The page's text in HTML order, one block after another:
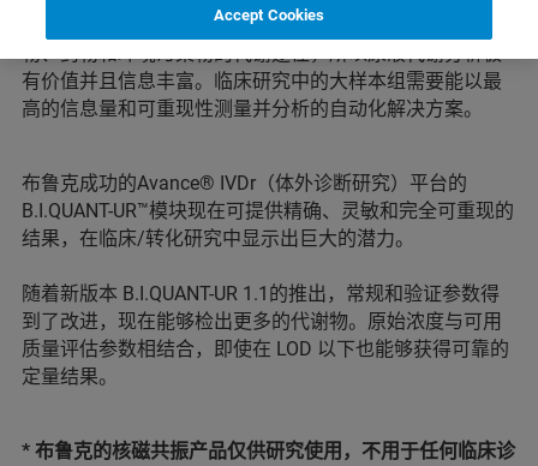
尽管尿液分析十分复杂，但由于可以确定尿液中多种营养
物、药物和环境污染物的代谢途径，所以尿液代谢分析极
有价值并且信息丰富。临床研究中的大样本组需要能以最
高的信息量和可重现性测量并分析的自动化解决方案。
布鲁克成功的Avance® IVDr（体外诊断研究）平台的
B.I.QUANT-UR™模块现在可提供精确、灵敏和完全可重现的
结果，在临床/转化研究中显示出巨大的潜力。
随着新版本 B.I.QUANT-UR 1.1的推出，常规和验证参数得
到了改进，现在能够检出更多的代谢物。原始浓度与可用
质量评估参数相结合，即使在 LOD 以下也能够获得可靠的
定量结果。
* 布鲁克的核磁共振产品仅供研究使用，不用于任何临床诊
Accept Cookies